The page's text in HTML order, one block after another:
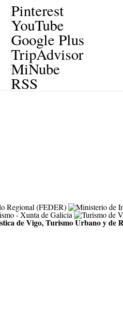
Pinterest
YouTube
Google Plus
TripAdvisor
MiNube
RSS
de Vigo, Turismo Urbano y de